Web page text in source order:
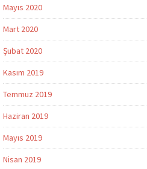
Mayıs 2020
Mart 2020
Şubat 2020
Kasım 2019
Temmuz 2019
Haziran 2019
Mayıs 2019
Nisan 2019